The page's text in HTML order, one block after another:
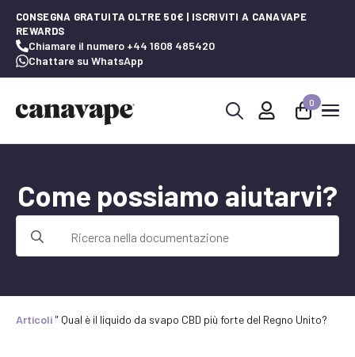
CONSEGNA GRATUITA OLTRE 50€ | ISCRIVITI A CANAVAPE
REWARDS
Chiamare il numero +44 1608 485420
Chattare su WhatsApp
0
Come possiamo aiutarvi?
per:
Articoli " Qual è il liquido da svapo CBD più forte del Regno Unito?